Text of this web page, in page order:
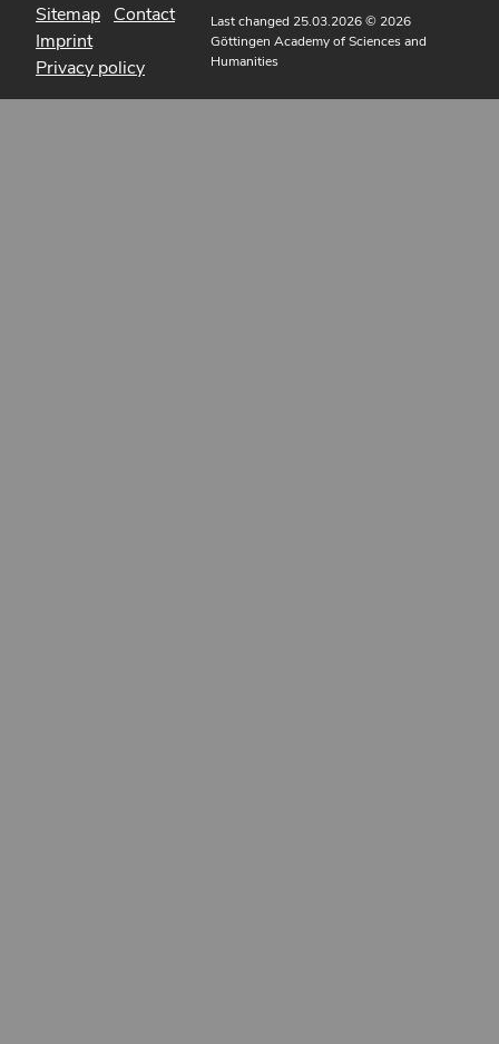
Sitemap Contact
Imprint
Privacy policy
Last changed 25.03.2026© 2026
Göttingen Academy of Sciences and
Humanities